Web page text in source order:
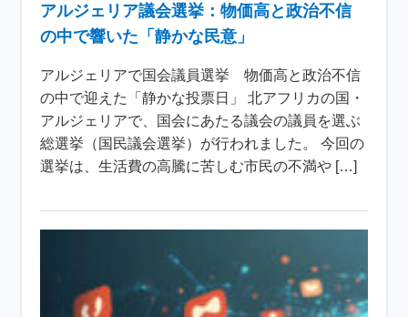
アルジェリア議会選挙：物価高と政治不信
の中で響いた「静かな民意」
アルジェリアで国会議員選挙 物価高と政治不信
の中で迎えた「静かな投票日」 北アフリカの国・
アルジェリアで、国会にあたる議会の議員を選ぶ
総選挙（国民議会選挙）が行われました。 今回の
選挙は、生活費の高騰に苦しむ市民の不満や […]